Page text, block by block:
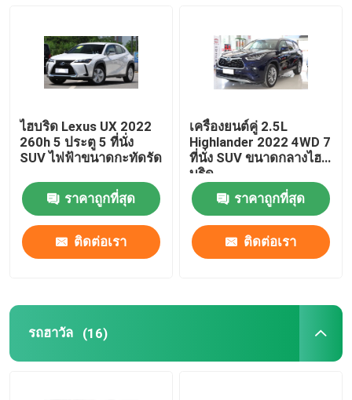
รถฮาวัล
รถยนต์ฮุนได
ฉางอัน ออโตโมบิล
รถยนต์ EV
รถขับเคลื่อนด้วยน้ำมัน
รถน้ำมันโตโยต้า
ไฮบริด Lexus UX 2022
260h 5 ประตู 5 ที่นั่ง
SUV ไฟฟ้าขนาดกะทัดรัด
ราคาถูกที่สุด
ติดต่อเรา
เครื่องยนต์คู่ 2.5L
Highlander 2022 4WD 7
ที่นั่ง SUV ขนาดกลางไฮ
บริด
ราคาถูกที่สุด
ติดต่อเรา
รถฮาวัล (16)